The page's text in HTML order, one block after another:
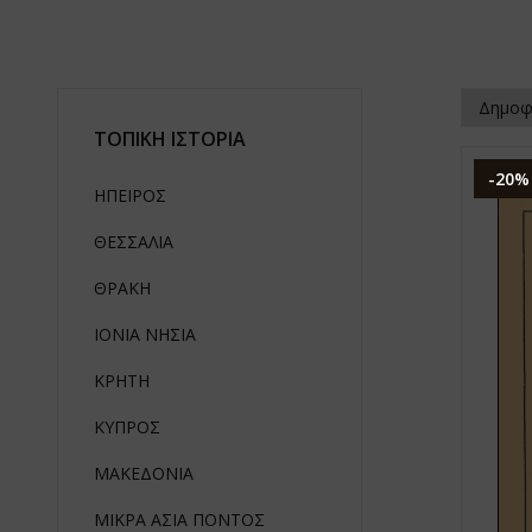
ΤΟΠΙΚΗ ΙΣΤΟΡΙΑ
ΗΠΕΙΡΟΣ
ΘΕΣΣΑΛΙΑ
ΘΡΑΚΗ
ΙΟΝΙΑ ΝΗΣΙΑ
ΚΡΗΤΗ
ΚΥΠΡΟΣ
ΜΑΚΕΔΟΝΙΑ
ΜΙΚΡΑ ΑΣΙΑ ΠΟΝΤΟΣ
-20%